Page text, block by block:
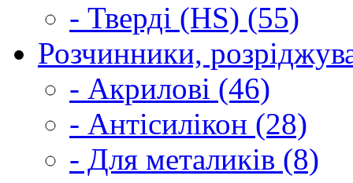
- Тверді (HS) (55)
Розчинники,
- Акрилові (46)
- Антісилікон (28)
- Для металиків (8)